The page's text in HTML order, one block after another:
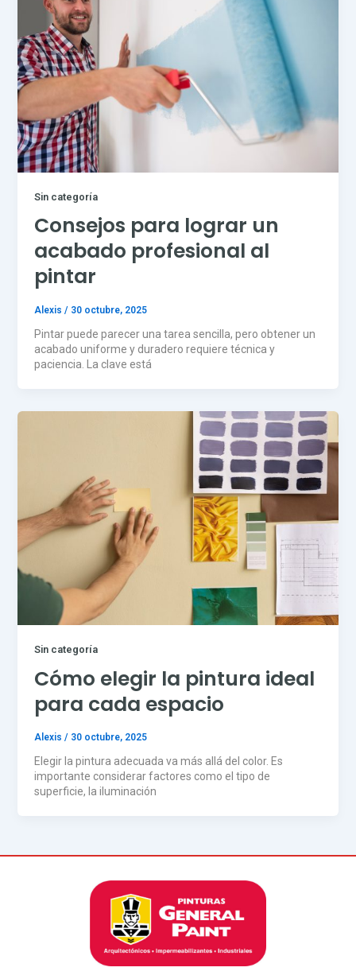
Sin categoría
Consejos para lograr un
acabado profesional al
pintar
Alexis / 30 octubre, 2025
Pintar puede parecer una tarea sencilla, pero obtener un
acabado uniforme y duradero requiere técnica y
paciencia. La clave está
Sin categoría
Cómo elegir la pintura ideal
para cada espacio
Alexis / 30 octubre, 2025
Elegir la pintura adecuada va más allá del color. Es
importante considerar factores como el tipo de
superficie, la iluminación